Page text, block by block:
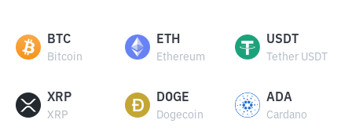
BTC
Bitcoin
ETH
Ethereum
USDT
Tether USDT
XRP
XRP
DOGE
Dogecoin
ADA
Cardano